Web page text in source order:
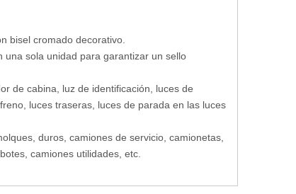
bisel cromado decorativo.
una sola unidad para garantizar un sello
de cabina, luz de identificación, luces de
luces traseras, luces de parada en las luces
duros, camiones de servicio, camionetas,
camiones utilidades, etc.